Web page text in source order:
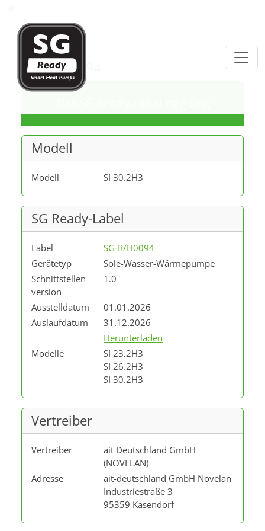
SG-R/H0094
Modell
Modell SI 30.2H3
SG Ready-Label
Label
SG-R/H0094
Gerätetyp
Sole-Wasser-Wärmepumpe
Schnittstellen
version
1.0
Ausstelldatum
01.01.2026
Auslaufdatum
31.12.2026
Herunterladen
Modelle
SI 23.2H3
SI 26.2H3
SI 30.2H3
Vertreiber
Vertreiber
ait Deutschland GmbH
(NOVELAN)
Adresse
ait-deutschland GmbH Novelan
Industriestraße 3
95359 Kasendorf